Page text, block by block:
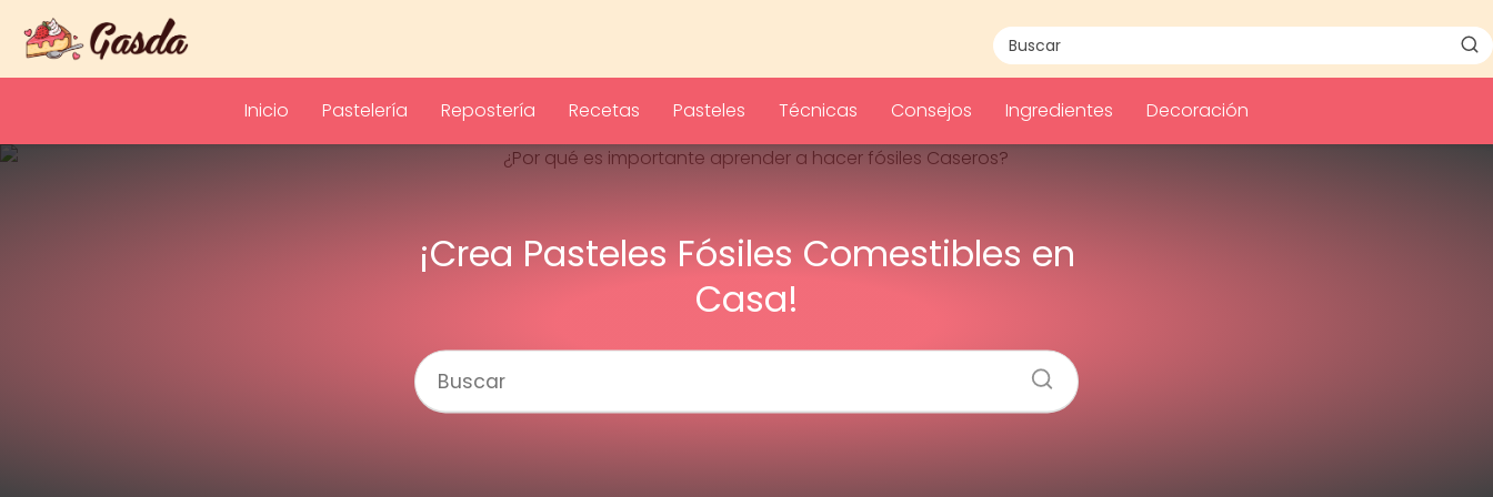
Inicio Pastelería Repostería Recetas Pasteles Técnicas Consejos Ingredientes Decoración
¡Crea Pasteles Fósiles Comestibles en
Casa!